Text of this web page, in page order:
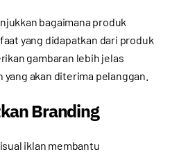
bagaimana produk
yang didapatkan dari produk
gambaran lebih jelas
akan diterima pelanggan.
Branding
iklan membantu